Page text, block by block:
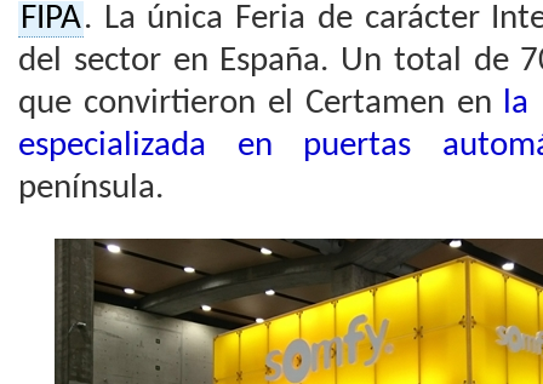
FIPA. La única Feria de carácter
del sector en España. Un total de
que convirtieron el Certamen en la
especializada en puertas
península.